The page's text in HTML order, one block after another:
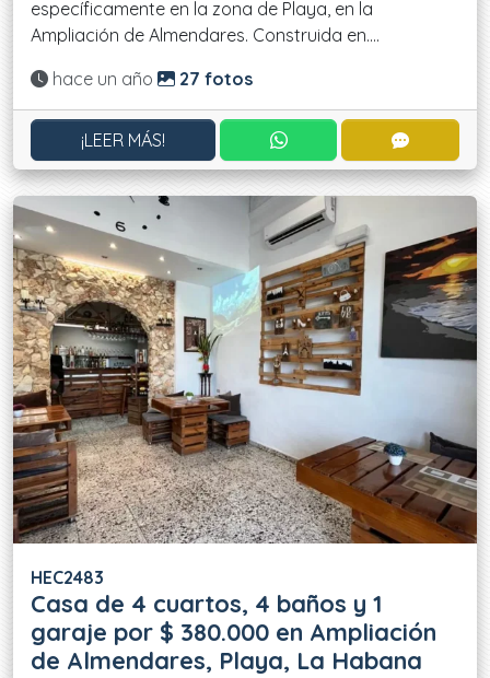
específicamente en la zona de Playa, en la
Ampliación de Almendares. Construida en....
Actualizado:
hace un año 27 fotos
¡LEER MÁS! CONTACTAR POR
HEC2483
Casa de 4 cuartos, 4 baños y 1
garaje por $ 380.000 en Ampliación
de Almendares, Playa, La Habana